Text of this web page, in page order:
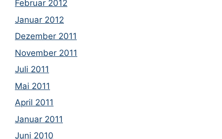
Februar 2012
Januar 2012
Dezember 2011
November 2011
Juli 2011
Mai 2011
April 2011
Januar 2011
Juni 2010